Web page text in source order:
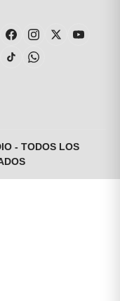
- TODOS LOS